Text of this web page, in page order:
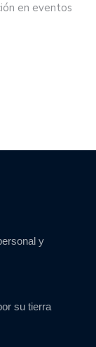
en eventos
y
su tierra